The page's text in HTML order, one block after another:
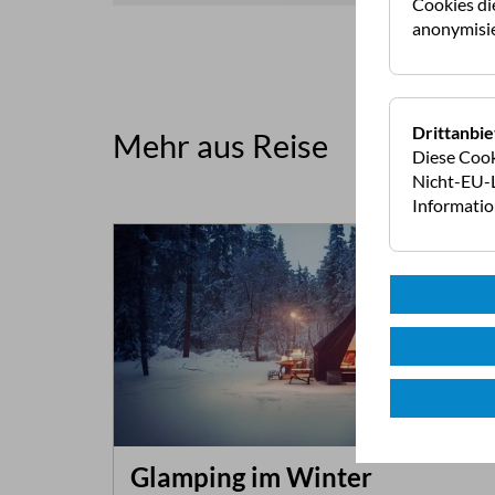
Mehr aus Reise
Glamping im Winter
Diese
Nicht-EU-